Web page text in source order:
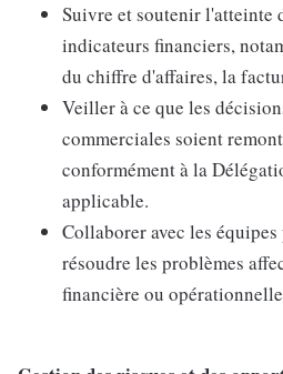
Suivre et soutenir l'atteinte
indicateurs financiers,
du chiffre d'affaires, la
Veiller à ce que les
commerciales soient
conformément à la
applicable.
Collaborer avec les
résoudre les problèmes
financière ou